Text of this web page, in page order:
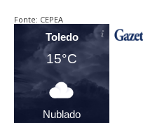
Fonte: CEPEA
Toledo
15°C
Nublado